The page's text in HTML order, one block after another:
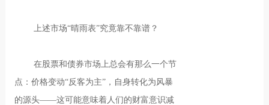
上述市场“晴雨表”究竟靠不靠谱？
在股票和债券市场上总会有那么一个节
点：价格变动“反客为主”，自身转化为风暴
的源头——这可能意味着人们的财富意识减